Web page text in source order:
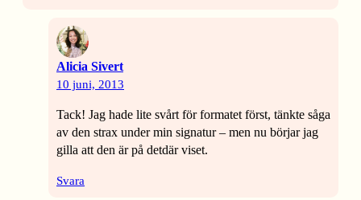
Alicia Sivert
10 juni, 2013
Tack! Jag hade lite svårt för formatet först, tänkte såga
av den strax under min signatur – men nu börjar jag
gilla att den är på detdär viset.
Svara